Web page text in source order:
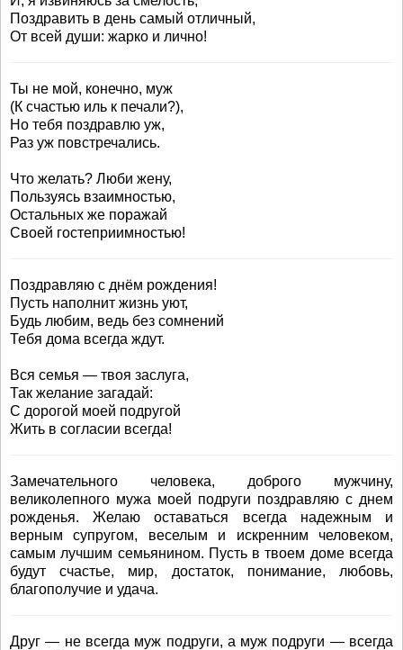
Поздравить в день самый отличный,
От всей души: жарко и лично!
Ты не мой, конечно, муж
(К счастью иль к печали?),
Но тебя поздравлю уж,
Раз уж повстречались.
Что желать? Люби жену,
Пользуясь взаимностью,
Остальных же поражай
Своей гостеприимностью!
Поздравляю с днём рождения!
Пусть наполнит жизнь уют,
Будь любим, ведь без сомнений
Тебя дома всегда ждут.
Вся семья — твоя заслуга,
Так желание загадай:
С дорогой моей подругой
Жить в согласии всегда!
Замечательного человека, доброго мужчину,
великолепного мужа моей подруги поздравляю с днем
рожденья. Желаю оставаться всегда надежным и
верным супругом, веселым и искренним человеком,
самым лучшим семьянином. Пусть в твоем доме всегда
будут счастье, мир, достаток, понимание, любовь,
благополучие и удача.
Друг — не всегда муж подруги, а муж подруги — всегда